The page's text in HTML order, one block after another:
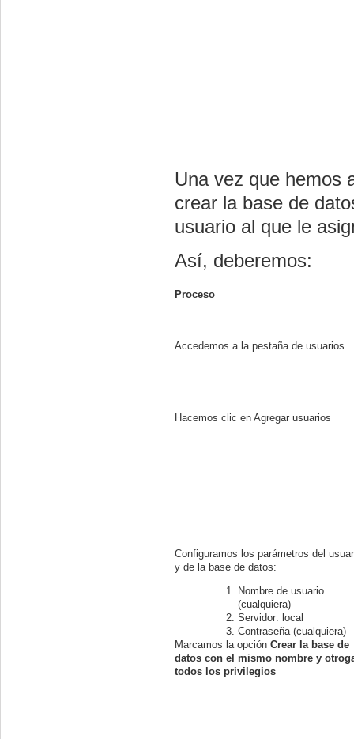
Una vez que hemos
crear la base de
usuario al que le
Así, deberemos:
Proceso
Accedemos a la pestaña de usuarios
Hacemos clic en Agregar usuarios
Configuramos los parámetros del
y de la base de datos:
Nombre de usuario
(cualquiera)
Servidor: local
Contraseña (cualquiera)
Marcamos la opción Crear la base de
datos con el mismo nombre y
todos los privilegios